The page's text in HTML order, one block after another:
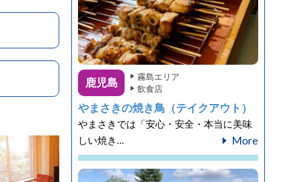
鹿児島
霧島エリア
飲食店
やまさきの焼き鳥（テイクアウト）
やまさきでは「安心・安全・本当に美味
しい焼き...
More